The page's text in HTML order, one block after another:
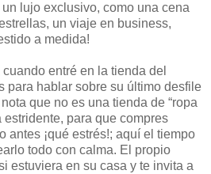
lujo exclusivo, como una cena
un viaje en business,
a medida!
entré en la tienda del
para hablar sobre su último desfile
que no es una tienda de “ropa
estridente, para que compres
antes ¡qué estrés!; aquí el tiempo
todo con calma. El propio
estuviera en su casa y te invita a